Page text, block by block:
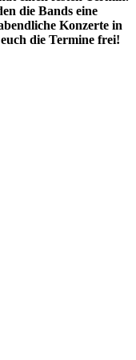
die Bands eine
Konzerte in
die Termine frei!